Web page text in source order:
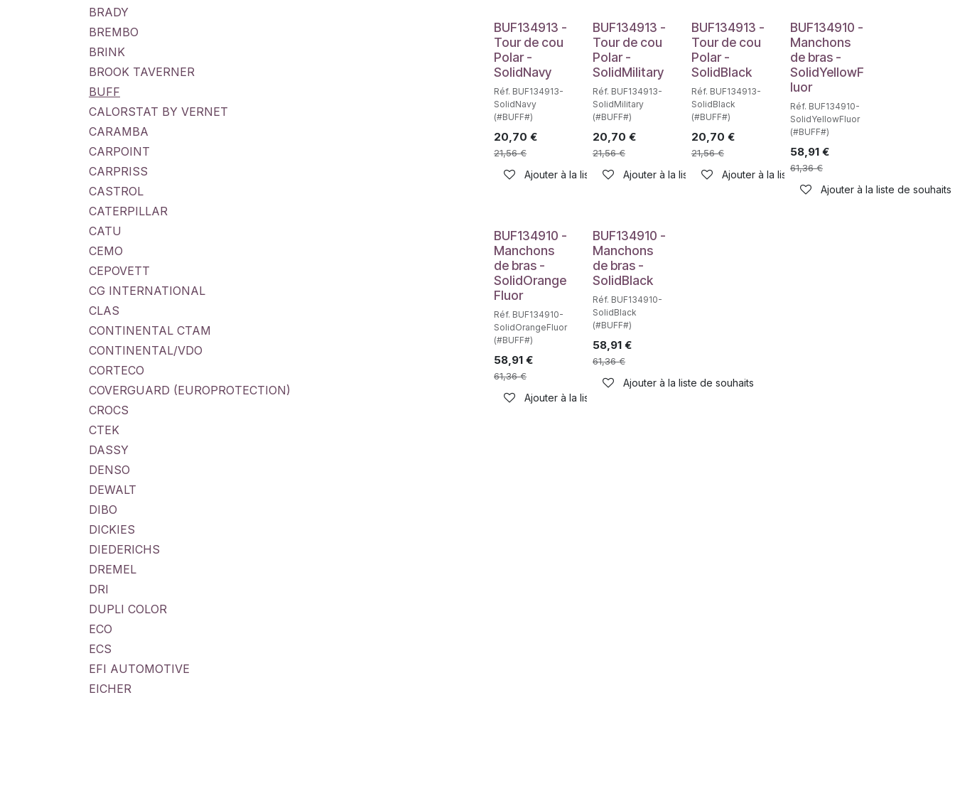
BRADY
BREMBO
BRINK
BROOK TAVERNER
BUFF
CALORSTAT BY VERNET
CARAMBA
CARPOINT
CARPRISS
CASTROL
CATERPILLAR
CATU
CEMO
CEPOVETT
CG INTERNATIONAL
CLAS
CONTINENTAL CTAM
CONTINENTAL/VDO
CORTECO
COVERGUARD (EUROPROTECTION)
CROCS
CTEK
DASSY
DENSO
DEWALT
DIBO
DICKIES
DIEDERICHS
DREMEL
DRI
DUPLI COLOR
ECO
ECS
EFI AUTOMOTIVE
EICHER
BUF134913 -
Tour de cou
Polar -
SolidNavy
Réf. BUF134913-
SolidNavy
(#BUFF#)
20,70 €
21,56€
Ajouter à la liste de souhaits
BUF134913 -
Tour de cou
Polar -
SolidMilitary
Réf. BUF134913-
SolidMilitary
(#BUFF#)
20,70 €
21,56€
Ajouter à la liste de souhaits
BUF134913 -
Tour de cou
Polar -
SolidBlack
Réf. BUF134913-
SolidBlack
(#BUFF#)
20,70 €
21,56€
Ajouter à la liste de souhaits
BUF134910 -
Manchons
de bras -
SolidYellowF
luor
Réf. BUF134910-
SolidYellowFluor
(#BUFF#)
58,91€
61,36€
Ajouter à la liste de souhaits
BUF134910 -
Manchons
de bras -
SolidOrange
Fluor
Réf. BUF134910-
SolidOrangeFluor
(#BUFF#)
58,91 €
61,36€
Ajouter à la liste de souhaits
BUF134910 -
Manchons
de bras -
SolidBlack
Réf. BUF134910-
SolidBlack
(#BUFF#)
58,91€
61,36€
Ajouter à la liste de souhaits